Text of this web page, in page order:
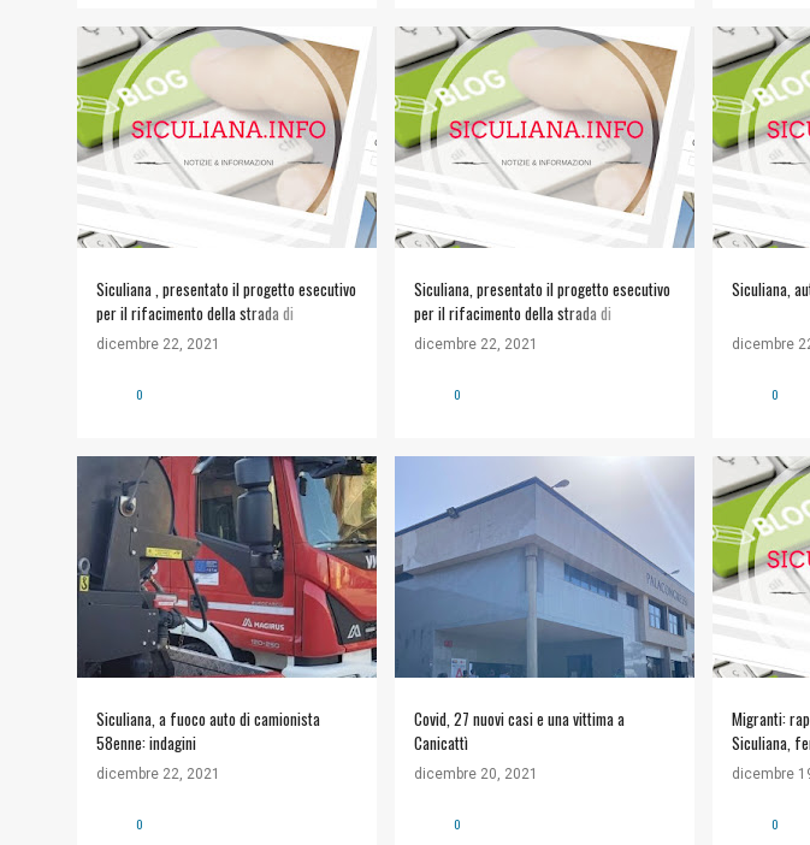
Siculiana , presentato il progetto esecutivo
per il rifacimento della strada di
Cantamatino ...
dicembre 22, 2021
0
Siculiana, presentato il progetto esecutivo
per il rifacimento della strada di
Cantamatino
dicembre 22, 2021
0
Siculiana,
dicembre
0
Siculiana, a fuoco auto di camionista
58enne: indagini
dicembre 22, 2021
0
Covid, 27 nuovi casi e una vittima a
Canicattì
dicembre 20, 2021
0
Migranti:
Siculiana,
dicembre
0